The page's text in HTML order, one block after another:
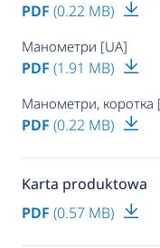
PDF (0.22 MB)
Манометри [UA]
PDF (1.91 MB)
Манометри, коротка
PDF (0.22 MB)
Karta produktowa
PDF (0.57 MB)